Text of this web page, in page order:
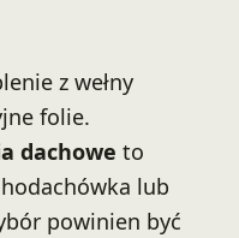
z wełny
folie.
dachowe to
lub
powinien być